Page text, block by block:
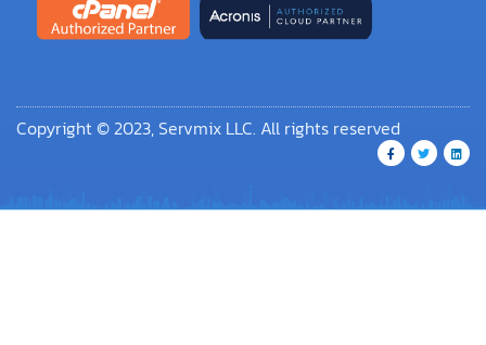
Copyright © 2023, Servmix LLC. All rights reserved